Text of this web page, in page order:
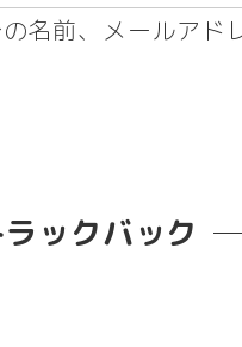
名前、メールアド
ックバック